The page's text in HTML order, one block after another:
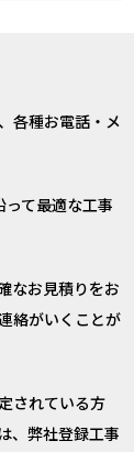
各種お電話・メ
て最適な工事
なお見積りをお
絡がいくことが
されている方
、弊社登録工事